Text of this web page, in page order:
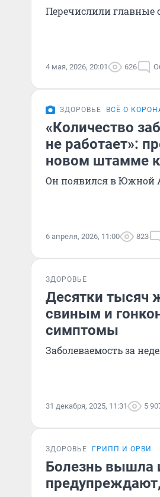
Перечислили главные
4 мая, 2026, 20:01 626
ЗДОРОВЬЕ ВСЁ О
«Количество
не работает»:
новом штамме
Он появился в Южной
6 апреля, 2026, 11:00 823
ЗДОРОВЬЕ
Десятки тысяч
свиным и
симптомы
Заболеваемость за
31 декабря, 2025, 11:31 5
ЗДОРОВЬЕ ГРИПП И ОРВИ
Болезнь вышла